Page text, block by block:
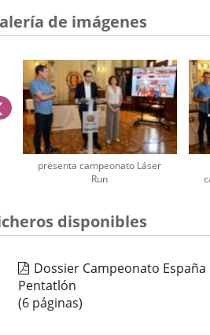
de imágenes
presenta campeonato Láser
Run
anterior
disponibles
Dossier Campeonato
Pentatlón
(6 páginas)